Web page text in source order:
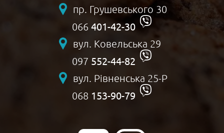
пр. Грушевського 30
066 401-42-30
вул. Ковельська 29
097 552-44-82
вул. Рівненська 25-Р
068 153-90-79